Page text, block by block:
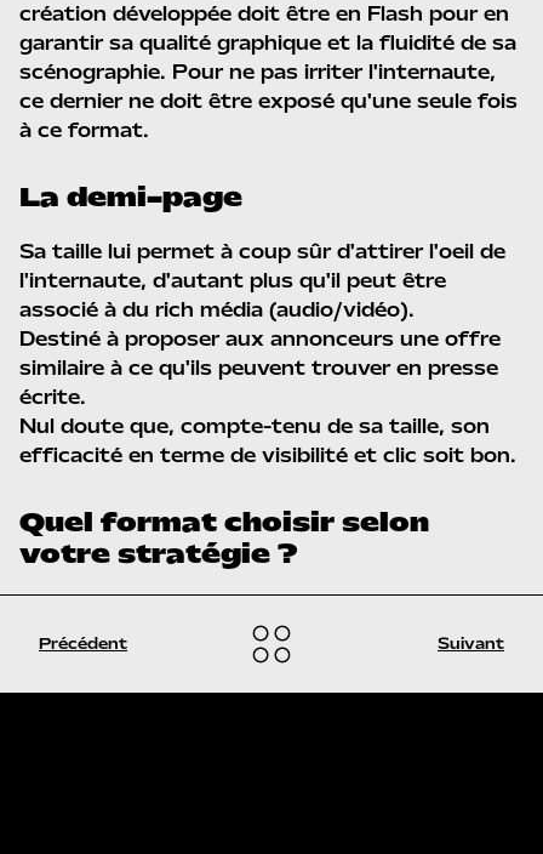
création développée doit être en Flash pour en
garantir sa qualité graphique et la fluidité de sa
scénographie. Pour ne pas irriter l'internaute,
ce dernier ne doit être exposé qu'une seule fois
à ce format.
La demi-page
Sa taille lui permet à coup sûr d'attirer l'oeil de
l'internaute, d'autant plus qu'il peut être
associé à du rich média (audio/vidéo).
Destiné à proposer aux annonceurs une offre
similaire à ce qu'ils peuvent trouver en presse
écrite.
Nul doute que, compte-tenu de sa taille, son
efficacité en terme de visibilité et clic soit bon.
Quel format choisir selon
votre stratégie ?
Précédent Suivant